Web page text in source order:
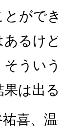
とがで
あるけ
そうい
は出
喜、